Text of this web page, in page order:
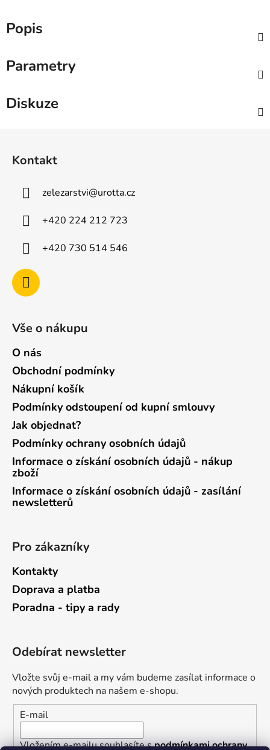
Popis
Parametry
Diskuze
Kontakt
zelezarstvi@urotta.cz
+420 224 212 723
+420 730 514 546
Vše o nákupu
O nás
Obchodní podmínky
Nákupní košík
Podmínky odstoupení od kupní smlouvy
Jak objednat?
Podmínky ochrany osobních údajů
Informace o získání osobních údajů - nákup
zboží
Informace o získání osobních údajů - zasílání
newsletterů
Pro zákazníky
Kontakty
Doprava a platba
Poradna - tipy a rady
Odebírat newsletter
Vložte svůj e-mail a my vám budeme zasílat informace o
nových produktech na našem e-shopu.
E-mail
Vložením e-mailu souhlasíte spodmínkami ochrany